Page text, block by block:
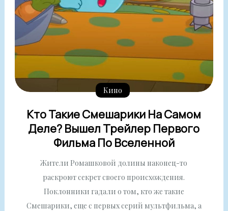
Кино
Кто Такие Смешарики На Самом
Деле? Вышел Трейлер Первого
Фильма По Вселенной
Жители Ромашковой долины наконец-то
раскроют секрет своего происхождения.
Поклонники гадали о том, кто же такие
Смешарики, еще с первых серий мультфильма, а